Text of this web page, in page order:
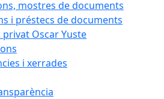
mostres de documents
i préstecs de documents
privat Oscar Yuste
i xerrades